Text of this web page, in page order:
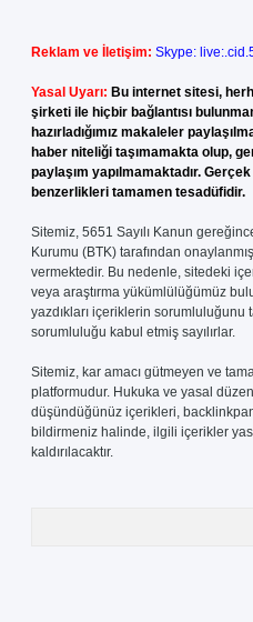
Reklam ve İletişim: Skype:
Yasal Uyarı: Bu internet sitesi,
şirketi ile hiçbir bağlantısı
hazırladığımız makaleler
haber niteliği taşımamakta olup,
paylaşım yapılmamaktadır.
benzerlikleri tamamen tesadüfidir.
Sitemiz, 5651 Sayılı Kanun
Kurumu (BTK) tarafından
vermektedir. Bu nedenle, sitedeki
veya araştırma yükümlülüğümüz
yazdıkları içeriklerin sorumluluğunu
sorumluluğu kabul etmiş sayılırlar.
Sitemiz, kar amacı gütmeyen ve
platformudur. Hukuka ve yasal
düşündüğünüz içerikleri,
bildirmeniz halinde, ilgili içerikler
kaldırılacaktır.